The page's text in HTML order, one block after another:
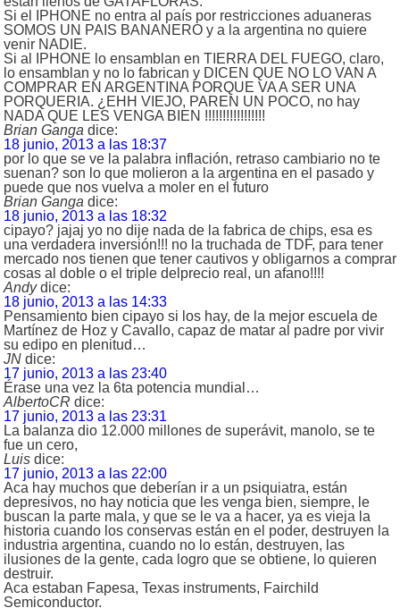
Si el IPHONE no entra al país por restricciones aduaneras
SOMOS UN PAIS BANANERO y a la argentina no quiere
venir NADIE.
Si al IPHONE lo ensamblan en TIERRA DEL FUEGO, claro,
lo ensamblan y no lo fabrican y DICEN QUE NO LO VAN A
COMPRAR EN ARGENTINA PORQUE VA A SER UNA
PORQUERIA. ¿EHH VIEJO, PAREN UN POCO, no hay
NADA QUE LES VENGA BIEN !!!!!!!!!!!!!!!!!
Brian Ganga dice:
18 junio, 2013 a las 18:37
por lo que se ve la palabra inflación, retraso cambiario no te
suenan? son lo que molieron a la argentina en el pasado y
puede que nos vuelva a moler en el futuro
Brian Ganga dice:
18 junio, 2013 a las 18:32
cipayo? jajaj yo no dije nada de la fabrica de chips, esa es
una verdadera inversión!!! no la truchada de TDF, para tener
mercado nos tienen que tener cautivos y obligarnos a comprar
cosas al doble o el triple delprecio real, un afano!!!!
Andy dice:
18 junio, 2013 a las 14:33
Pensamiento bien cipayo si los hay, de la mejor escuela de
Martínez de Hoz y Cavallo, capaz de matar al padre por vivir
su edipo en plenitud…
JN dice:
17 junio, 2013 a las 23:40
Érase una vez la 6ta potencia mundial…
AlbertoCR dice:
17 junio, 2013 a las 23:31
La balanza dio 12.000 millones de superávit, manolo, se te
fue un cero,
Luis dice:
17 junio, 2013 a las 22:00
Aca hay muchos que deberían ir a un psiquiatra, están
depresivos, no hay noticia que les venga bien, siempre, le
buscan la parte mala, y que se le va a hacer, ya es vieja la
historia cuando los conservas están en el poder, destruyen la
industria argentina, cuando no lo están, destruyen, las
ilusiones de la gente, cada logro que se obtiene, lo quieren
destruir.
Aca estaban Fapesa, Texas instruments, Fairchild
Semiconductor.